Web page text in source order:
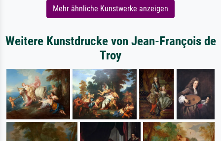
Mehr ähnliche Kunstwerke anzeigen
Weitere Kunstdrucke von Jean-François de
Troy